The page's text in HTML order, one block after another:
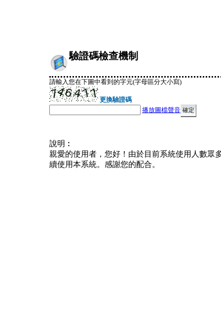
驗證碼檢查機制
請輸入您在下圖中看到的字元(字母區分大小寫)
更換驗證碼
播放圖檔聲音
說明︰
親愛的使用者，您好！由於目前系統使用人數眾
續使用本系統。感謝您的配合。